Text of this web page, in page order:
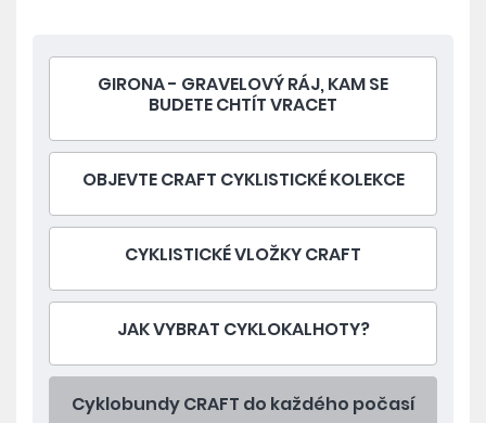
GIRONA - GRAVELOVÝ RÁJ, KAM SE
BUDETE CHTÍT VRACET
OBJEVTE CRAFT CYKLISTICKÉ KOLEKCE
CYKLISTICKÉ VLOŽKY CRAFT
JAK VYBRAT CYKLOKALHOTY?
Cyklobundy CRAFT do každého počasí